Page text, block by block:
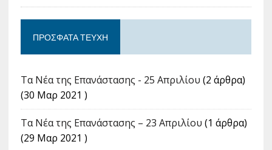
ΠΡΌΣΦΑΤΑ ΤΕΎΧΗ
Τα Νέα της Επανάστασης - 25 Απριλίου (2 άρθρα)
(30 Μαρ 2021 )
Τα Νέα της Επανάστασης – 23 Απριλίου (1 άρθρα)
(29 Μαρ 2021 )